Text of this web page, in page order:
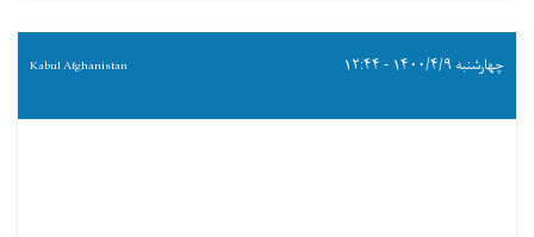
چهارشنبه ۱۴۰۰/۴/۹ - ۱۲:۴۴ Kabul Afghanistan